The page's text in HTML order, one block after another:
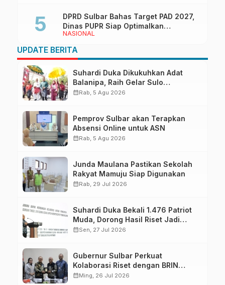
NASIONAL
DPRD Sulbar Bahas Target PAD 2027,
Dinas PUPR Siap Optimalkan
Pendapatan Daerah
UPDATE BERITA
Suhardi Duka Dikukuhkan Adat
Balanipa, Raih Gelar Sulo
Tappidena
calendar_monthRab, 5 Agu 2026
Pemprov Sulbar akan Terapkan
Absensi Online untuk ASN
calendar_monthRab, 5 Agu 2026
Junda Maulana Pastikan Sekolah
Rakyat Mamuju Siap Digunakan
calendar_monthRab, 29 Jul 2026
Suhardi Duka Bekali 1.476 Patriot
Muda, Dorong Hasil Riset Jadi
Dasar Kebijakan Transmigrasi
calendar_monthSen, 27 Jul 2026
Gubernur Sulbar Perkuat
Kolaborasi Riset dengan BRIN
untuk Mendukung Pembangunan
calendar_monthMing, 26 Jul 2026